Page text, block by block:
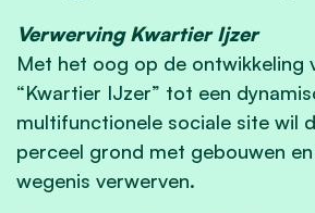
Verwerving Kwartier Ijzer
Met het oog op de ontwikkeling
“Kwartier IJzer” tot een
multifunctionele sociale site wil
perceel grond met gebouwen
wegenis verwerven.